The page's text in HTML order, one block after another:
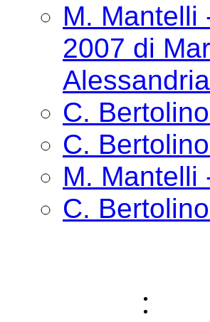
M. Mantelli
2007 di
C.
C.
M. Mantelli
C.